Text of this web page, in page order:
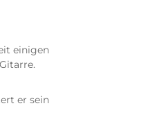
einigen
er sein